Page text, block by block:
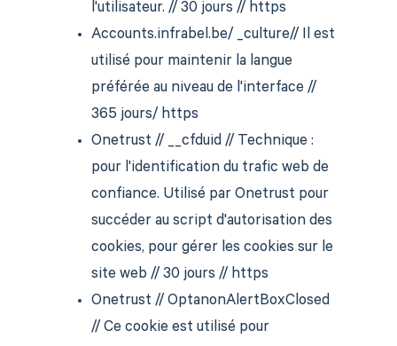
l'utilisateur. // 30 jours // https
Accounts.infrabel.be/ _culture// Il est
utilisé pour maintenir la langue
préférée au niveau de l'interface //
365 jours/ https
Onetrust // __cfduid // Technique :
pour l'identification du trafic web de
confiance. Utilisé par Onetrust pour
succéder au script d'autorisation des
cookies, pour gérer les cookies sur le
site web // 30 jours // https
Onetrust // OptanonAlertBoxClosed
// Ce cookie est utilisé pour